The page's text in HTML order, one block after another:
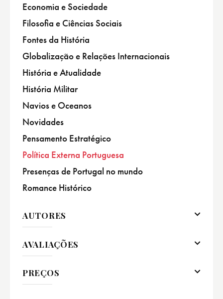
Economia e Sociedade
Filosofia e Ciências Sociais
Fontes da História
Globalização e Relações Internacionais
História e Atualidade
História Militar
Navios e Oceanos
Novidades
Pensamento Estratégico
Política Externa Portuguesa
Presenças de Portugal no mundo
Romance Histórico
AUTORES
AVALIAÇÕES
PREÇOS